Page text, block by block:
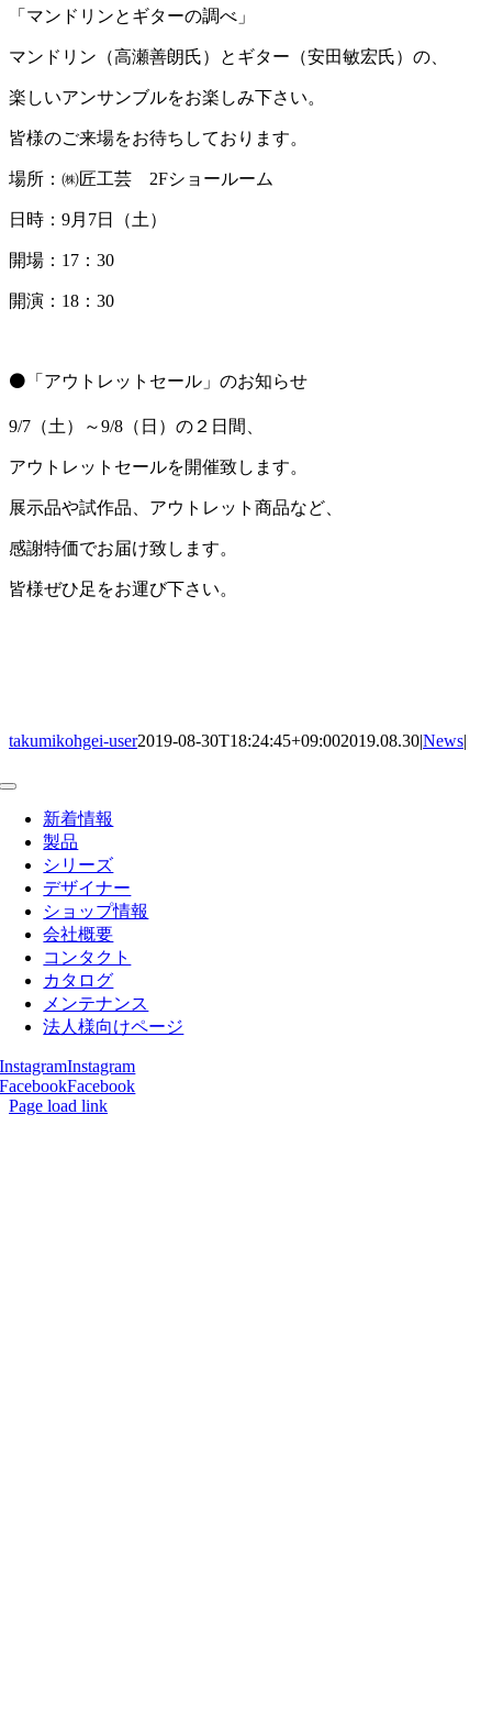
「マンドリンとギターの調べ」
マンドリン（高瀬善朗氏）とギター（安田敏宏氏）の、
楽しいアンサンブルをお楽しみ下さい。
皆様のご来場をお待ちしております。
場所：㈱匠工芸 2Fショールーム
日時：9月7日（土）
開場：17：30
開演：18：30
⚫「アウトレットセール」のお知らせ
9/7（土）～9/8（日）の２日間、
アウトレットセールを開催致します。
展示品や試作品、アウトレット商品など、
感謝特価でお届け致します。
皆様ぜひ足をお運び下さい。
takumikohgei-user2019-08-30T18:24:45+09:002019.08.30|News|
Toggle
Navigation新着情報
製品
シリーズ
デザイナー
ショップ情報
会社概要
コンタクト
カタログ
メンテナンス
法人様向けページ
InstagramInstagram
FacebookFacebook
Page load link